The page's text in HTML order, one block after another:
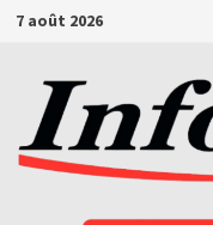
Passer
contenu
7 août 2026